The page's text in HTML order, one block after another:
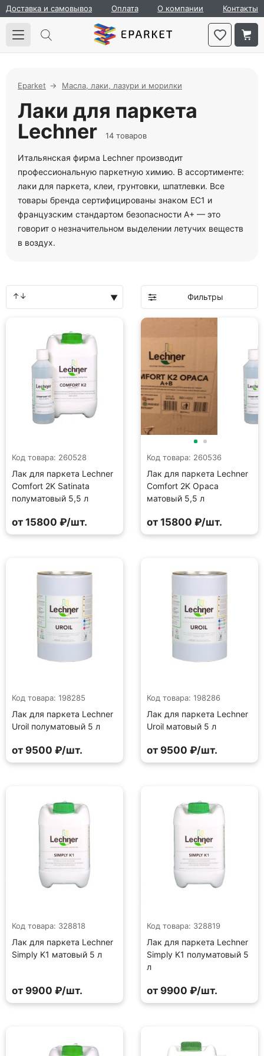
Доставка и самовывоз Оплата О компании Контакты
Eparket Масла, лаки, лазури и морилки
Лаки для паркета
Lechner
14 товаров
Итальянская фирма Lechner производит
профессиональную паркетную химию. В ассортименте:
лаки для паркета, клеи, грунтовки, шпатлевки. Все
товары бренда сертифицированы знаком EC1 и
французским стандартом безопасности A+ — это
говорит о незначительном выделении летучих веществ
в воздух.
Фильтры
Код товара: 260528
Лак для паркета Lechner
Comfort 2K Satinata
полуматовый 5,5 л
от 15800 ₽/шт.
Код товара: 260536
Лак для паркета Lechner
Comfort 2K Opaca
матовый 5,5 л
от 15800 ₽/шт.
Код товара: 198285
Лак для паркета Lechner
Uroil полуматовый 5 л
от 9500 ₽/шт.
Код товара: 198286
Лак для паркета Lechner
Uroil матовый 5 л
от 9500 ₽/шт.
Код товара: 328818
Лак для паркета Lechner
Simply K1 матовый 5 л
от 9900 ₽/шт.
Код товара: 328819
Лак для паркета Lechner
Simply K1 полуматовый 5
л
от 9900 ₽/шт.